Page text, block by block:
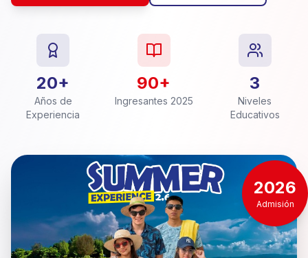
20+
Años de
Experiencia
90+
Ingresantes 2025
3
Niveles
Educativos
2026
Admisión